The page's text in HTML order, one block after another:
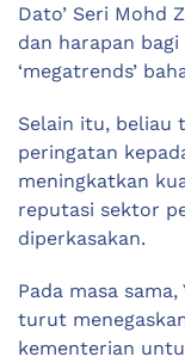
Dato’ Seri Mohd
dan harapan
‘megatrends’
Selain itu, beliau
peringatan
meningkatkan
reputasi sektor
diperkasakan.
Pada masa sama,
turut
kementerian